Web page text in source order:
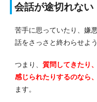
会話が途切れない
苦手に思っていたり、嫌
話をさっさと終わらせよ
つまり、 質問してきたり
感じられたりするのなら
ます。